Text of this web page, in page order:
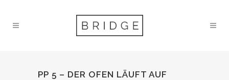
PP 5 – DER OFEN LÄUFT AUF